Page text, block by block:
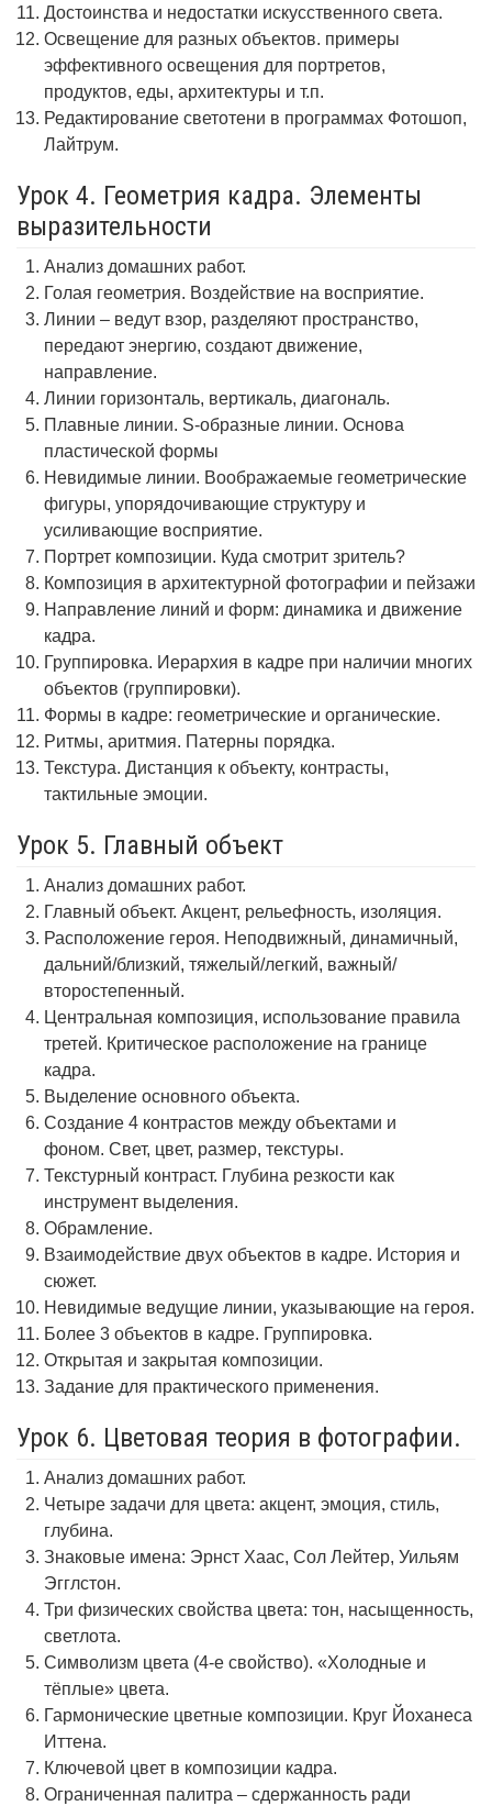
Достоинства и недостатки искусственного света.
Освещение для разных объектов. примеры
эффективного освещения для портретов,
продуктов, еды, архитектуры и т.п.
Редактирование светотени в программах Фотошоп,
Лайтрум.
Урок 4. Геометрия кадра. Элементы
выразительности
Анализ домашних работ.
Голая геометрия. Воздействие на восприятие.
Линии – ведут взор, разделяют пространство,
передают энергию, создают движение,
направление.
Линии горизонталь, вертикаль, диагональ.
Плавные линии. S-образные линии. Основа
пластической формы
Невидимые линии. Воображаемые геометрические
фигуры, упорядочивающие структуру и
усиливающие восприятие.
Портрет композиции. Куда смотрит зритель?
Композиция в архитектурной фотографии и пейзажи
Направление линий и форм: динамика и движение
кадра.
Группировка. Иерархия в кадре при наличии многих
объектов (группировки).
Формы в кадре: геометрические и органические.
Ритмы, аритмия. Патерны порядка.
Текстура. Дистанция к объекту, контрасты,
тактильные эмоции.
Урок 5. Главный объект
Анализ домашних работ.
Главный объект. Акцент, рельефность, изоляция.
Расположение героя. Неподвижный, динамичный,
дальний/близкий, тяжелый/легкий, важный/
второстепенный.
Центральная композиция, использование правила
третей. Критическое расположение на границе
кадра.
Выделение основного объекта.
Создание 4 контрастов между объектами и
фоном. Свет, цвет, размер, текстуры.
Текстурный контраст. Глубина резкости как
инструмент выделения.
Обрамление.
Взаимодействие двух объектов в кадре. История и
сюжет.
Невидимые ведущие линии, указывающие на героя.
Более 3 объектов в кадре. Группировка.
Открытая и закрытая композиции.
Задание для практического применения.
Урок 6. Цветовая теория в фотографии.
Анализ домашних работ.
Четыре задачи для цвета: акцент, эмоция, стиль,
глубина.
Знаковые имена: Эрнст Хаас, Сол Лейтер, Уильям
Эгглстон.
Три физических свойства цвета: тон, насыщенность,
светлота.
Символизм цвета (4-е свойство). «Холодные и
тёплые» цвета.
Гармонические цветные композиции. Круг Йоханеса
Иттена.
Ключевой цвет в композиции кадра.
Ограниченная палитра – сдержанность ради